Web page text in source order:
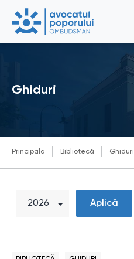
Ghiduri
Principala Bibliotecă Ghiduri
Aplică